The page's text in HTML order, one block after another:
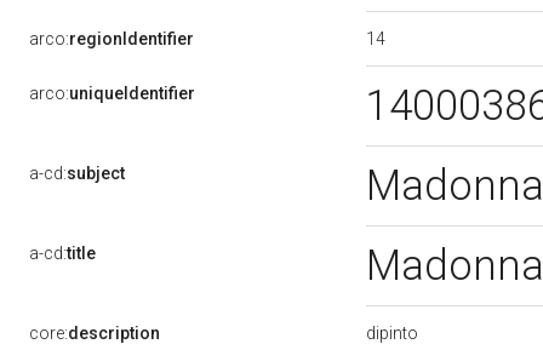
arco:regionIdentifier 14
arco:uniqueIdentifier
a-cd:subject
a-cd:title
core:description dipinto